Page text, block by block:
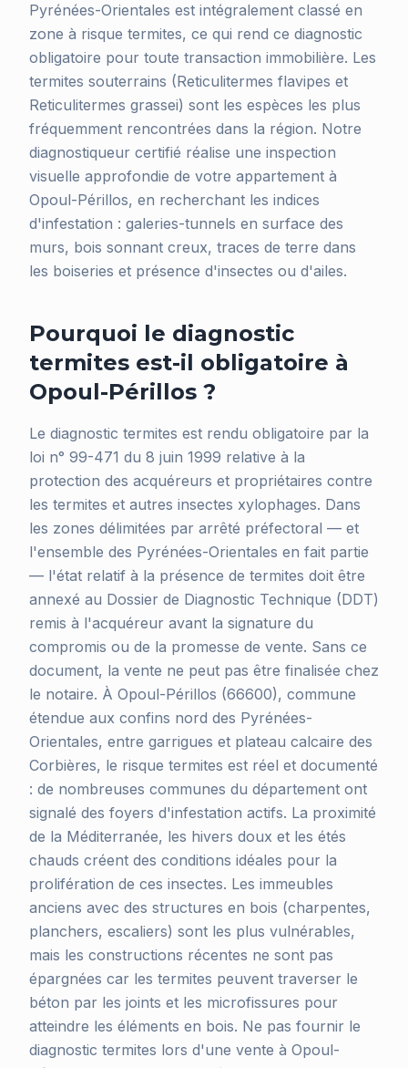
Pyrénées-Orientales est intégralement classé en
zone à risque termites, ce qui rend ce diagnostic
obligatoire pour toute transaction immobilière. Les
termites souterrains (Reticulitermes flavipes et
Reticulitermes grassei) sont les espèces les plus
fréquemment rencontrées dans la région. Notre
diagnostiqueur certifié réalise une inspection
visuelle approfondie de votre appartement à
Opoul-Périllos, en recherchant les indices
d'infestation : galeries-tunnels en surface des
murs, bois sonnant creux, traces de terre dans
les boiseries et présence d'insectes ou d'ailes.
Pourquoi le diagnostic
termites est-il obligatoire à
Opoul-Périllos ?
Le diagnostic termites est rendu obligatoire par la
loi n° 99-471 du 8 juin 1999 relative à la
protection des acquéreurs et propriétaires contre
les termites et autres insectes xylophages. Dans
les zones délimitées par arrêté préfectoral — et
l'ensemble des Pyrénées-Orientales en fait partie
— l'état relatif à la présence de termites doit être
annexé au Dossier de Diagnostic Technique (DDT)
remis à l'acquéreur avant la signature du
compromis ou de la promesse de vente. Sans ce
document, la vente ne peut pas être finalisée chez
le notaire. À Opoul-Périllos (66600), commune
étendue aux confins nord des Pyrénées-
Orientales, entre garrigues et plateau calcaire des
Corbières, le risque termites est réel et documenté
: de nombreuses communes du département ont
signalé des foyers d'infestation actifs. La proximité
de la Méditerranée, les hivers doux et les étés
chauds créent des conditions idéales pour la
prolifération de ces insectes. Les immeubles
anciens avec des structures en bois (charpentes,
planchers, escaliers) sont les plus vulnérables,
mais les constructions récentes ne sont pas
épargnées car les termites peuvent traverser le
béton par les joints et les microfissures pour
atteindre les éléments en bois. Ne pas fournir le
diagnostic termites lors d'une vente à Opoul-